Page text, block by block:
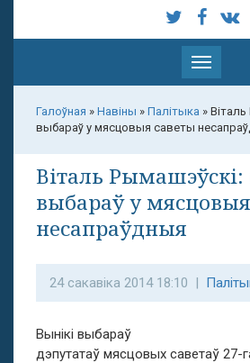
Паказаць
меню
Галоўная » Навіны » Палітыка »
выбараў у мясцовыя саветы
Віталь Рымашэўскі:
выбараў у
несапраўдныя
24 сакавіка 2014 18:10 |
Вынікі выбараў
дэпутатаў мясцовых саветаў 27-